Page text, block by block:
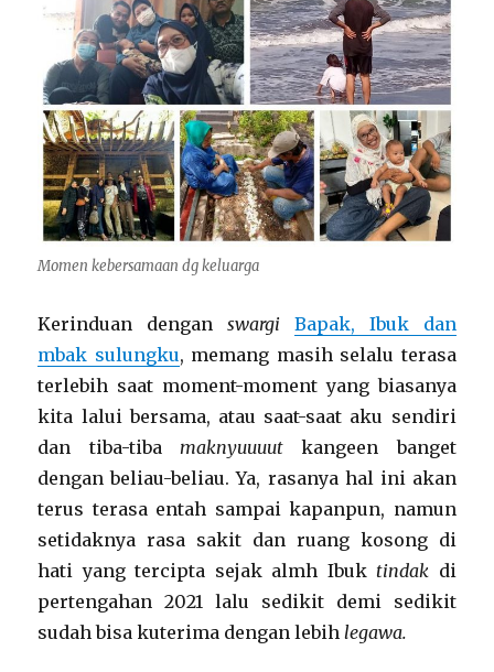
Momen kebersamaan dg keluarga
Kerinduan denganswargi Bapak, Ibuk dan
mbak sulungku, memang masih selalu terasa
terlebih saat moment-moment yang biasanya
kita lalui bersama, atau saat-saat aku sendiri
dan tiba-tiba maknyuuuutkangeen banget
dengan beliau-beliau. Ya, rasanya hal ini akan
terus terasa entah sampai kapanpun, namun
setidaknya rasa sakit dan ruang kosong di
hati yang tercipta sejak almh Ibuk tindak di
pertengahan 2021 lalu sedikit demi sedikit
sudah bisa kuterima dengan lebihlegawa.